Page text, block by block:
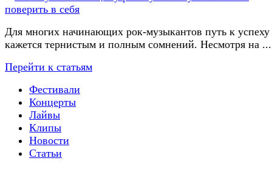
Для многих начинающих рок-музыкантов путь к успеху
кажется тернистым и полным сомнений. Несмотря на ...
Перейти к статьям
Фестивали
Концерты
Лайвы
Клипы
Новости
Статьи